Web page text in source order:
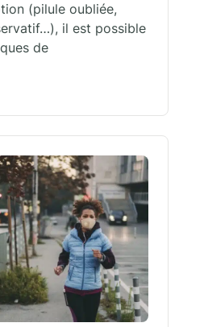
(pilule oubliée,
il est possible
de